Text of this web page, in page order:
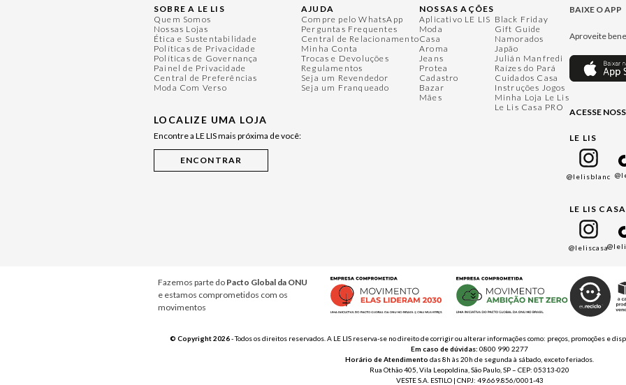
SOBRE A LE LIS
Quem Somos
Nossas Lojas
Ética e Sustentabilidade
Políticas de Privacidade
Políticas de Governança
Painel de Privacidade
Central de Preferências
Moda Com Verso
LOCALIZE UMA LOJA
Encontre a LE LIS mais próxima de você:
AJUDA
Compre pelo WhatsApp
Perguntas Frequentes
Central de Relacionamento
Minha Conta
Trocas e Devoluções
Regulamentos
Seja um Revendedor
Seja um Franqueado
NOSSAS AÇÕES
Aplicativo LE LIS
Moda
Casa
Aroma
Jeans
Protea
Cadastro
Bazar
Mães
Black Friday
Gift Guide
Namorados
Japão
Julián Manfredi
Raízes do Pará
Cuidados Casa
Instruções Jogos
Minha Loja Le Lis
Le Lis Casa PRO
BAIXE O APP
Aproveite
ACESSE
LE LIS
@lelisblanc
LE LIS CASA
@leliscasa
Fazemos parte do Pacto Global da ONU
e estamos comprometidos com os
movimentos
© Copyright 2026- Todos os direitos reservados. A LE LIS reserva-se no direito de corrigir ou alterar informações como: preços, promoções e
Em caso de dúvidas: 0800 990 2277
Horário de Atendimento das 8h às 20h de segunda à sábado, exceto feriados.
Rua Othão 405, Vila Leopoldina, São Paulo, SP – CEP: 05313-020
VESTE S.A. ESTILO | CNPJ: 49.669.856/0001-43